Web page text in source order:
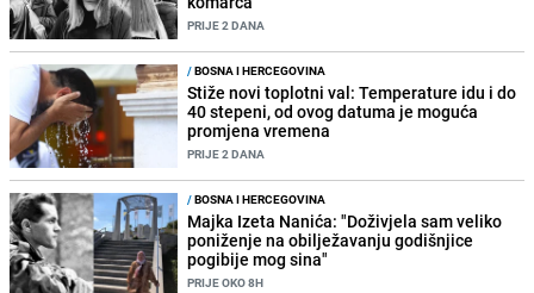
PRIJE 2 DANA
/BOSNA I HERCEGOVINA
Stiže novi toplotni val: Temperature idu i do
40 stepeni, od ovog datuma je moguća
promjena vremena
PRIJE 2 DANA
/BOSNA I HERCEGOVINA
Majka Izeta Nanića: "Doživjela sam veliko
poniženje na obilježavanju godišnjice
pogibije mog sina"
PRIJE OKO 8H